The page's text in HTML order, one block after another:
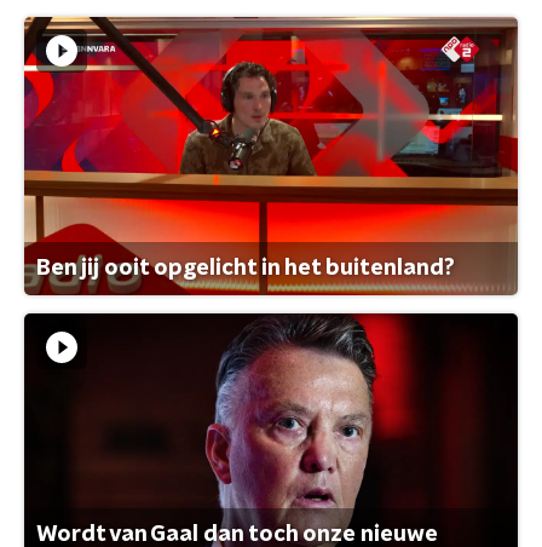
Ben jij ooit opgelicht in het buitenland?
Wordt van Gaal dan toch onze nieuwe